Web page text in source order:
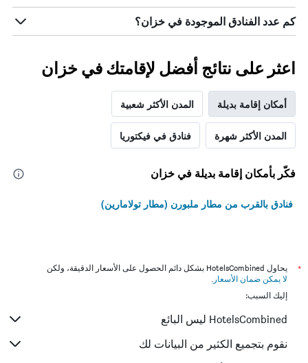
كم عدد الفنادق الموجودة في خزان؟
اعثر على نتائج أفضل لإقامتك في خزان
أمكان إقامة بديلة المدن الأكثر شعبية
المدن الأكثر شهرة فنادق في فيكتوريا
فكّر بأمكان إقامة بديلة في خزان
فنادق بالقرب من مطار ملبورن (مطار تولامارين)
*
يحاول HotelsCombined بشكل دائم الحصول على الأسعار الدقيقة، ولكن
لا يمكن ضمان الأسعار .
إليك السبب:
HotelsCombined ليس البائع
نقوم بتجميع الكثير من البيانات لك